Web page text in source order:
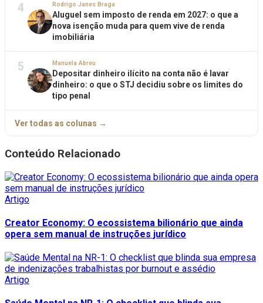
4 Rodrigo Janes Braga
Aluguel sem imposto de renda em 2027: o que a
nova isenção muda para quem vive de renda
imobiliária
5 Manuela Abreu
Depositar dinheiro ilícito na conta não é lavar
dinheiro: o que o STJ decidiu sobre os limites do
tipo penal
Ver todas as colunas →
Conteúdo Relacionado
Artigo
Creator Economy: O ecossistema bilionário que ainda
opera sem manual de instruções jurídico
Artigo